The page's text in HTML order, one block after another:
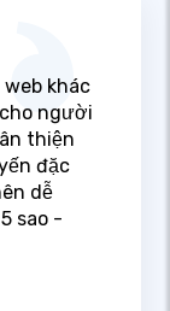
khác
người
thiện
đặc
dễ
sao -